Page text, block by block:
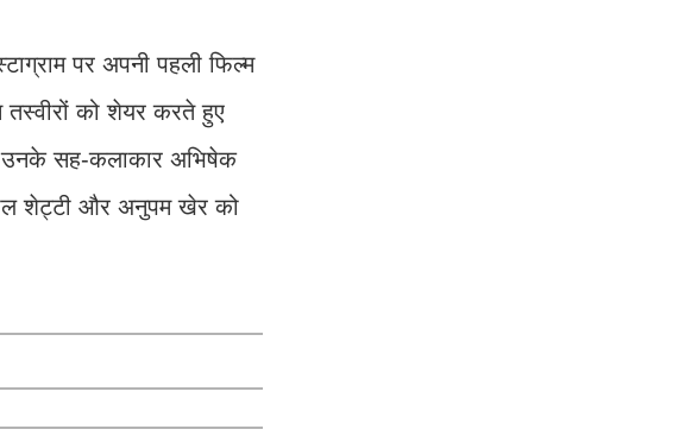
पर अपनी पहली फिल्म
तस्वीरों को शेयर करते हुए
उनके सह-कलाकार अभिषेक
शेट्टी और अनुपम खेर को